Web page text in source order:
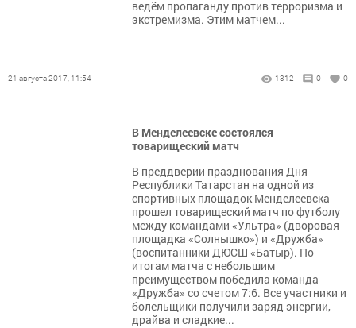
ведём пропаганду против терроризма и
экстремизма. Этим матчем...
21 августа 2017, 11:54 1312 0 0
В Менделеевске состоялся
товарищеский матч
В преддверии празднования Дня
Республики Татарстан на одной из
спортивных площадок Менделеевска
прошел товарищеский матч по футболу
между командами «Ультра» (дворовая
площадка «Солнышко») и «Дружба»
(воспитанники ДЮСШ «Батыр). По
итогам матча с небольшим
преимуществом победила команда
«Дружба» со счетом 7:6. Все участники и
болельщики получили заряд энергии,
драйва и сладкие...